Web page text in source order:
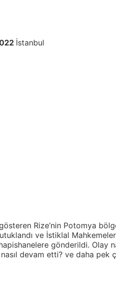
İstanbul
Rize’nin Potomya
ve İstiklal
gönderildi. Olay
nasıl devam etti? ve daha pek